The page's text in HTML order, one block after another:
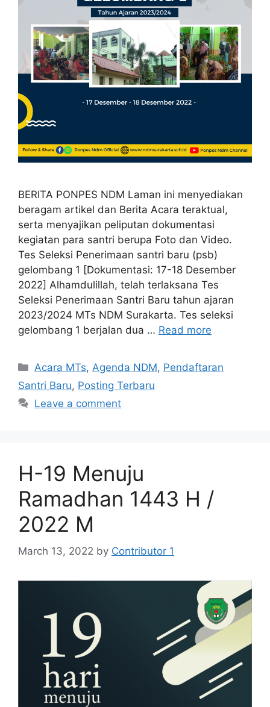
BERITA PONPES NDM Laman ini menyediakan
beragam artikel dan Berita Acara teraktual,
serta menyajikan peliputan dokumentasi
kegiatan para santri berupa Foto dan Video.
Tes Seleksi Penerimaan santri baru (psb)
gelombang 1 [Dokumentasi: 17-18 Desember
2022] Alhamdulillah, telah terlaksana Tes
Seleksi Penerimaan Santri Baru tahun ajaran
2023/2024 MTs NDM Surakarta. Tes seleksi
gelombang 1 berjalan dua … Read more
Categories
Acara MTs,Agenda NDM, Pendaftaran
Santri Baru, Posting Terbaru
Leave a comment
H-19 Menuju
Ramadhan 1443 H /
2022 M
March 13, 2022 by Contributor 1